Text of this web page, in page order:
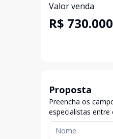
Valor venda
R$
Proposta
Preencha os
especialistas